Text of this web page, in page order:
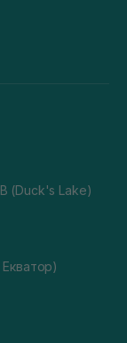
(Duck's Lake)
Екватор)